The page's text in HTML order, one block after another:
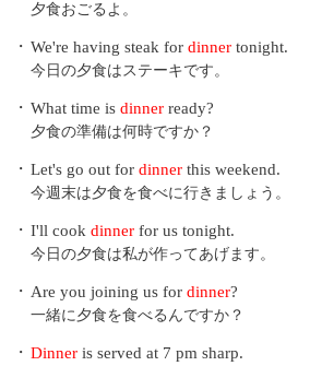
夕食おごるよ。
・ We're having steak for dinner tonight.
今日の夕食はステーキです。
・ What time is dinner ready?
夕食の準備は何時ですか？
・ Let's go out for dinner this weekend.
今週末は夕食を食べに行きましょう。
・ I'll cook dinner for us tonight.
今日の夕食は私が作ってあげます。
・ Are you joining us for dinner?
一緒に夕食を食べるんですか？
・ Dinner is served at 7 pm sharp.